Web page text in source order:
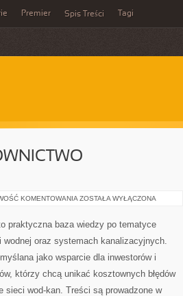
Premier Spis Treści Tagi
KOMENTOWANIA ZRÓWNOWAŻONE
ZOSTAŁA WYŁĄCZONA
praktyczna baza wiedzy po tematyce
wodnej oraz systemach kanalizacyjnych.
jako wsparcie dla inwestorów i
którzy chcą unikać kosztownych błędów
sieci wod-kan. Treści są prowadzone w